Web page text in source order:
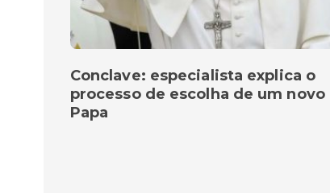
Conclave: especialista explica o
processo de escolha de um novo
Papa